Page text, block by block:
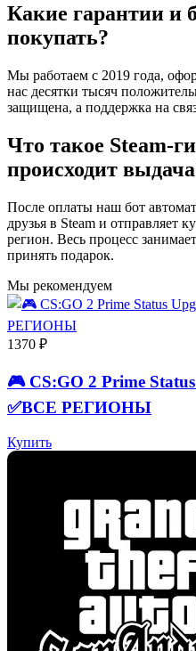
Какие гарантии и
покупать?
Мы работаем с 2019 года,
нас десятки тысяч
защищена, а поддержка на
Что такое Steam-
происходит
После оплаты наш бот
друзья в Steam и отправляет
регион. Весь процесс
принять подарок.
Мы рекомендуем
1370 ₽
🎮 CS:GO 2 Prime
✅ВСЕ РЕГИОНЫ
Купить